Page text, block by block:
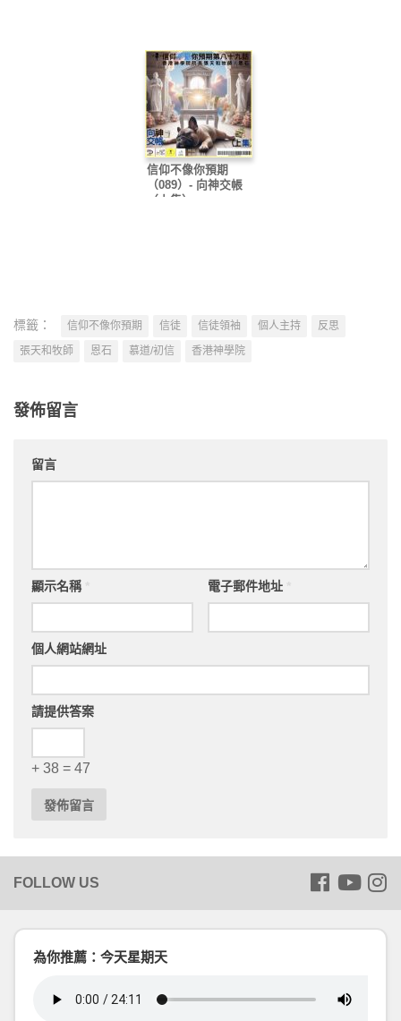
信仰不像你預期
（089）- 向神交帳
（上集）
標籤： 信仰不像你預期 信徒 信徒領袖 個人主持
反思
張天和牧師
恩石 慕道/初信 香港神學院
發佈留言
留言
顯示名稱 電子郵件地址
個人網站網址
請提供答案
+ 38 = 47
為你推薦：今天星期天